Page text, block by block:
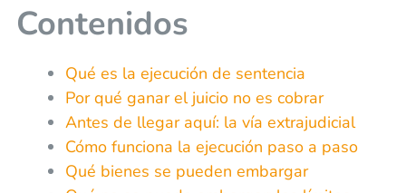
Contenidos
Qué es la ejecución de sentencia
Por qué ganar el juicio no es cobrar
Antes de llegar aquí: la vía extrajudicial
Cómo funciona la ejecución paso a paso
Qué bienes se pueden embargar